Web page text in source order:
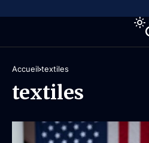
Accueil textiles
textiles